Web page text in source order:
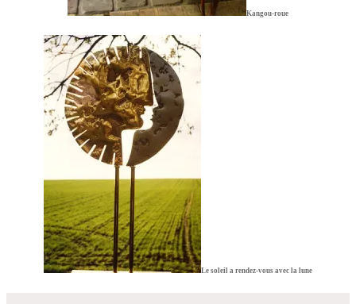
Kangou-roue
Le soleil a rendez-vous avec la lune